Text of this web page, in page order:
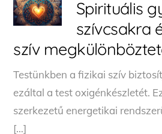
Spirituális
szívcsakra
szív
Testünkben a fizikai szív
ezáltal a test oxigénkészletét.
szerkezetű energetikai
[…]